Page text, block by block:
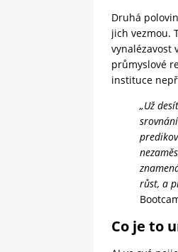
Druhá
jich vezmou.
vynalézavost
průmyslové
instituce
„Už
růst, a
Co je to